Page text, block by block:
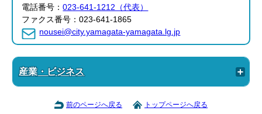
電話番号：023-641-1212（代表）
ファクス番号：023-641-1865
nousei@city.yamagata-yamagata.lg.jp
産業・ビジネス
前のページへ戻る トップページへ戻る